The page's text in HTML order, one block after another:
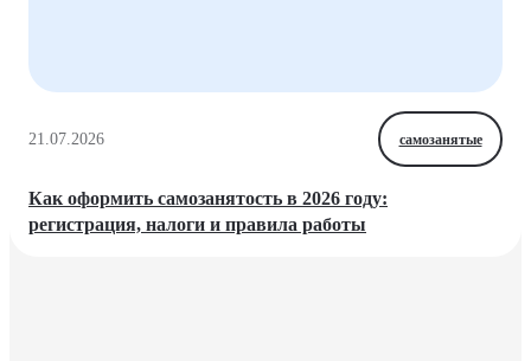
21.07.2026 самозанятые
Как оформить самозанятость в 2026 году:
регистрация, налоги и правила работы